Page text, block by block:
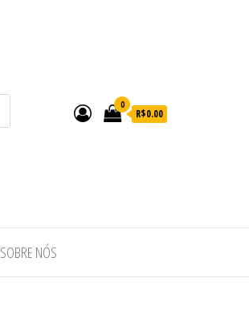
0
R$0.00
SOBRE NÓS